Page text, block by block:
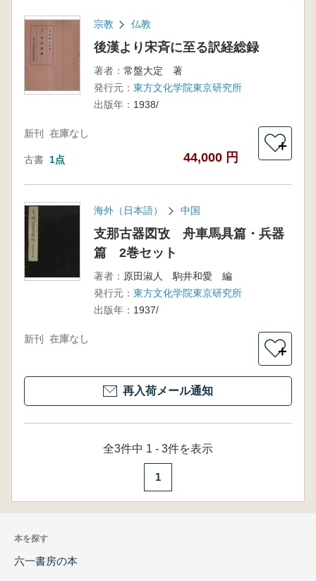
宗教 仏教
後漢より宋斉に至る訳経総録
著者： 常盤大定 著
発行元： 東方文化学院東京研究所
出版年： 1938/
新刊 在庫なし
古書 1点 44,000 円
＋
海外（日本語） 中国
支那古器図攷 舟車馬具篇・兵器
篇 2巻セット
著者： 原田淑人 駒井和愛 編
発行元： 東方文化学院東京研究所
出版年： 1937/
新刊 在庫なし
＋
再入荷メール通知
全3件中 1 - 3件を表示
1
本を探す
六一書房の本